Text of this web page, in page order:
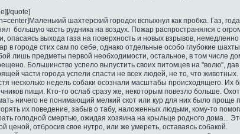
quote]
шахтерский городок вспыхнул как пробка. Газ,
большую часть рудника на воздух. Пожар распространялся с
опасаясь выхода газа на поверхность и новых взрывов,
в городе стих сам по себе, однако отдельные особо глубокие
лишь предметы первой необходимости, остальное, в том числе
Большинство успело выпустить своих питомцев на "волю",
части города успели спасти не всех людей, не то, что животных.
несколько недель собаки осознали масштабы происходящего. Их
пищи. Кто-то ослаб сразу же, некоторым повезло больше.
ничего не понимающий мелкий скот или кур для них было проще
их поведение, забыв о табу, наложенных людьми, кому-то
голодной смертью, ожидая хозяина на крыльце родного дома...
ценой, отбросив свое нутро, или же умереть, оставаясь собакой.